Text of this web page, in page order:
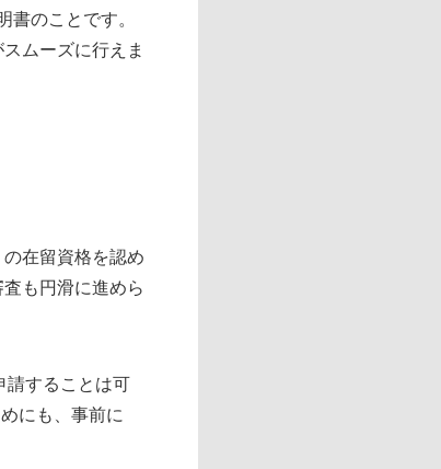
のことです。
ムーズに行えま
在留資格を認め
も円滑に進めら
請することは可
にも、事前に